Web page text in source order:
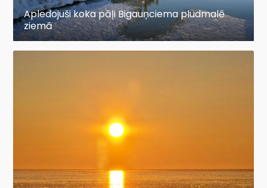
Apledojuši koka pāļi Bigauņciema pludmalē
ziemā